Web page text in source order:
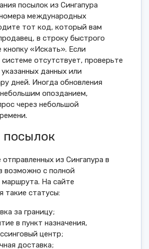
посылок из Сингапура
международных
тот код, который вам
в строку быстрого
«Искать». Если
отсутствует, проверьте
данных или
дней. Иногда обновления
опозданием,
через небольшой
посылок
из Сингапура в
возможно с полной
маршрута. На сайте
такие статусы:
за границу;
в пункт назначения,
центр;
доставка;